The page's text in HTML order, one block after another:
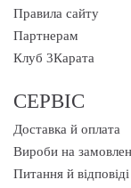
Правила сайту
Партнерам
Клуб 3Карата
СЕРВІС
Доставка й оплата
Вироби на
Питання й відповіді